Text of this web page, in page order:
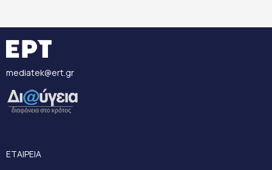
mediatek@ert.gr
ΕΤΑΙΡΕΙΑ